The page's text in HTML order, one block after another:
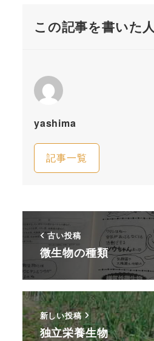
この記事を書いた人
yashima
記事一覧
古い投稿
微生物の種類
新しい投稿
独立栄養生物